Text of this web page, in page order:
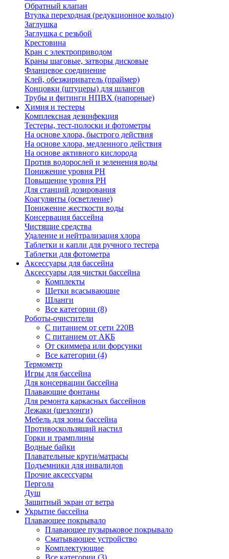
Обратный клапан
Втулка переходная (редукционное кольцо)
Заглушка
Заглушка с резьбой
Крестовина
Кран с электроприводом
Краны шаговые, затворы дисковые
Фланцевое соединение
Клей, обезжириватель (праймер)
Концовки (штуцеры) для шлангов
Трубы и фитинги НПВХ (напорные)
Химия и тестеры
Комплексная дезинфекция
Тестеры, тест-полоски и фотометры
На основе хлора, быстрого действия
На основе хлора, медленного действия
На основе активного кислорода
Против водорослей и зеленения воды
Понижение уровня РН
Повышение уровня РН
Для станций дозирования
Коагулянты (осветление)
Понижение жесткости воды
Консервация бассейна
Чистящие средства
Удаление и нейтрализация хлора
Таблетки и капли для ручного тестера
Таблетки для фотометра
Аксессуары для бассейна
Аксессуары для чистки бассейна
Комплекты
Щетки всасывающие
Шланги
Все категории (8)
Роботы-очистители
С питанием от сети 220В
С питанием от АКБ
От скиммера или форсунки
Все категории (4)
Термометр
Игры для бассейна
Для консервации бассейна
Плавающие фонтаны
Для ремонта каркасных бассейнов
Лежаки (шезлонги)
Мебель для зоны бассейна
Противоскользящий настил
Горки и трамплины
Водные байки
Плавательные круги/матрасы
Подъемники для инвалидов
Прочие аксессуары
Пергола
Душ
Защитный экран от ветра
Укрытие бассейна
Плавающее покрывало
Плавающее пузырьковое покрывало
Сматывающее устройство
Комплектующие
Все категории (3)